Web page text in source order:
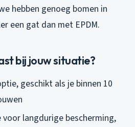
hebben genoeg bomen in
een gat dan met EPDM.
bij jouw situatie?
geschikt als je binnen 10
voor langdurige bescherming,